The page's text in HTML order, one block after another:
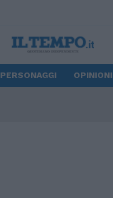
PERSONAGGI OPINIONI